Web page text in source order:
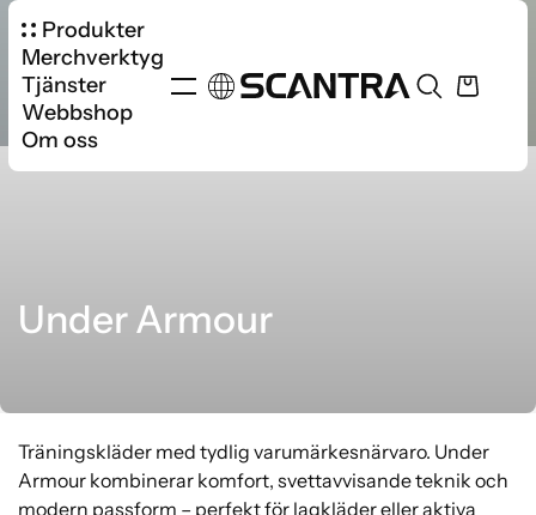
Produkter
Merchverktyg
Tjänster
Webbshop
Om oss
Under Armour
Träningskläder med tydlig varumärkesnärvaro. Under
Armour kombinerar komfort, svettavvisande teknik och
modern passform – perfekt för lagkläder eller aktiva